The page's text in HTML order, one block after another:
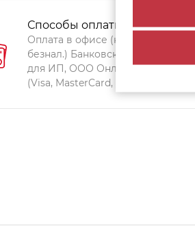
Способы оплаты:
Оплата в офисе (наличными,
безнал.) Банковский перевод
для ИП, ООО Онлайн-оплата
(Visa, MasterCard, Мир)